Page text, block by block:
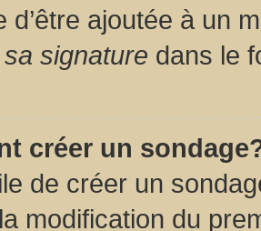
d’être ajoutée à un
signature dans le
créer un
de créer un
modification du